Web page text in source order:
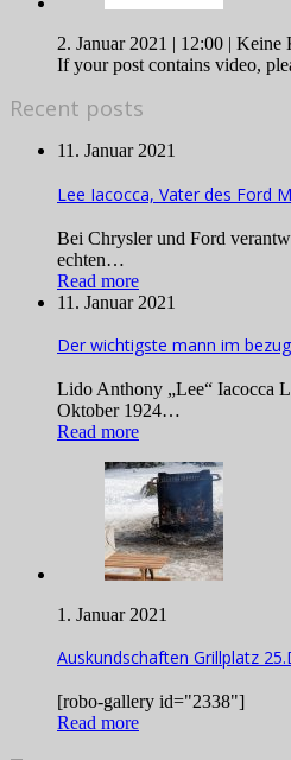
2. Januar 2021 | 12:00 | Keine
If your post contains video,
Recent posts
11. Januar 2021
Lee Iacocca, Vater des Ford
Bei Chrysler und Ford
echten…
Read more
11. Januar 2021
Der wichtigste mann im
Lido Anthony „Lee“ Iacocca
Oktober 1924…
Read more
1. Januar 2021
Auskundschaften Grillplatz
[robo-gallery id="2338"]
Read more